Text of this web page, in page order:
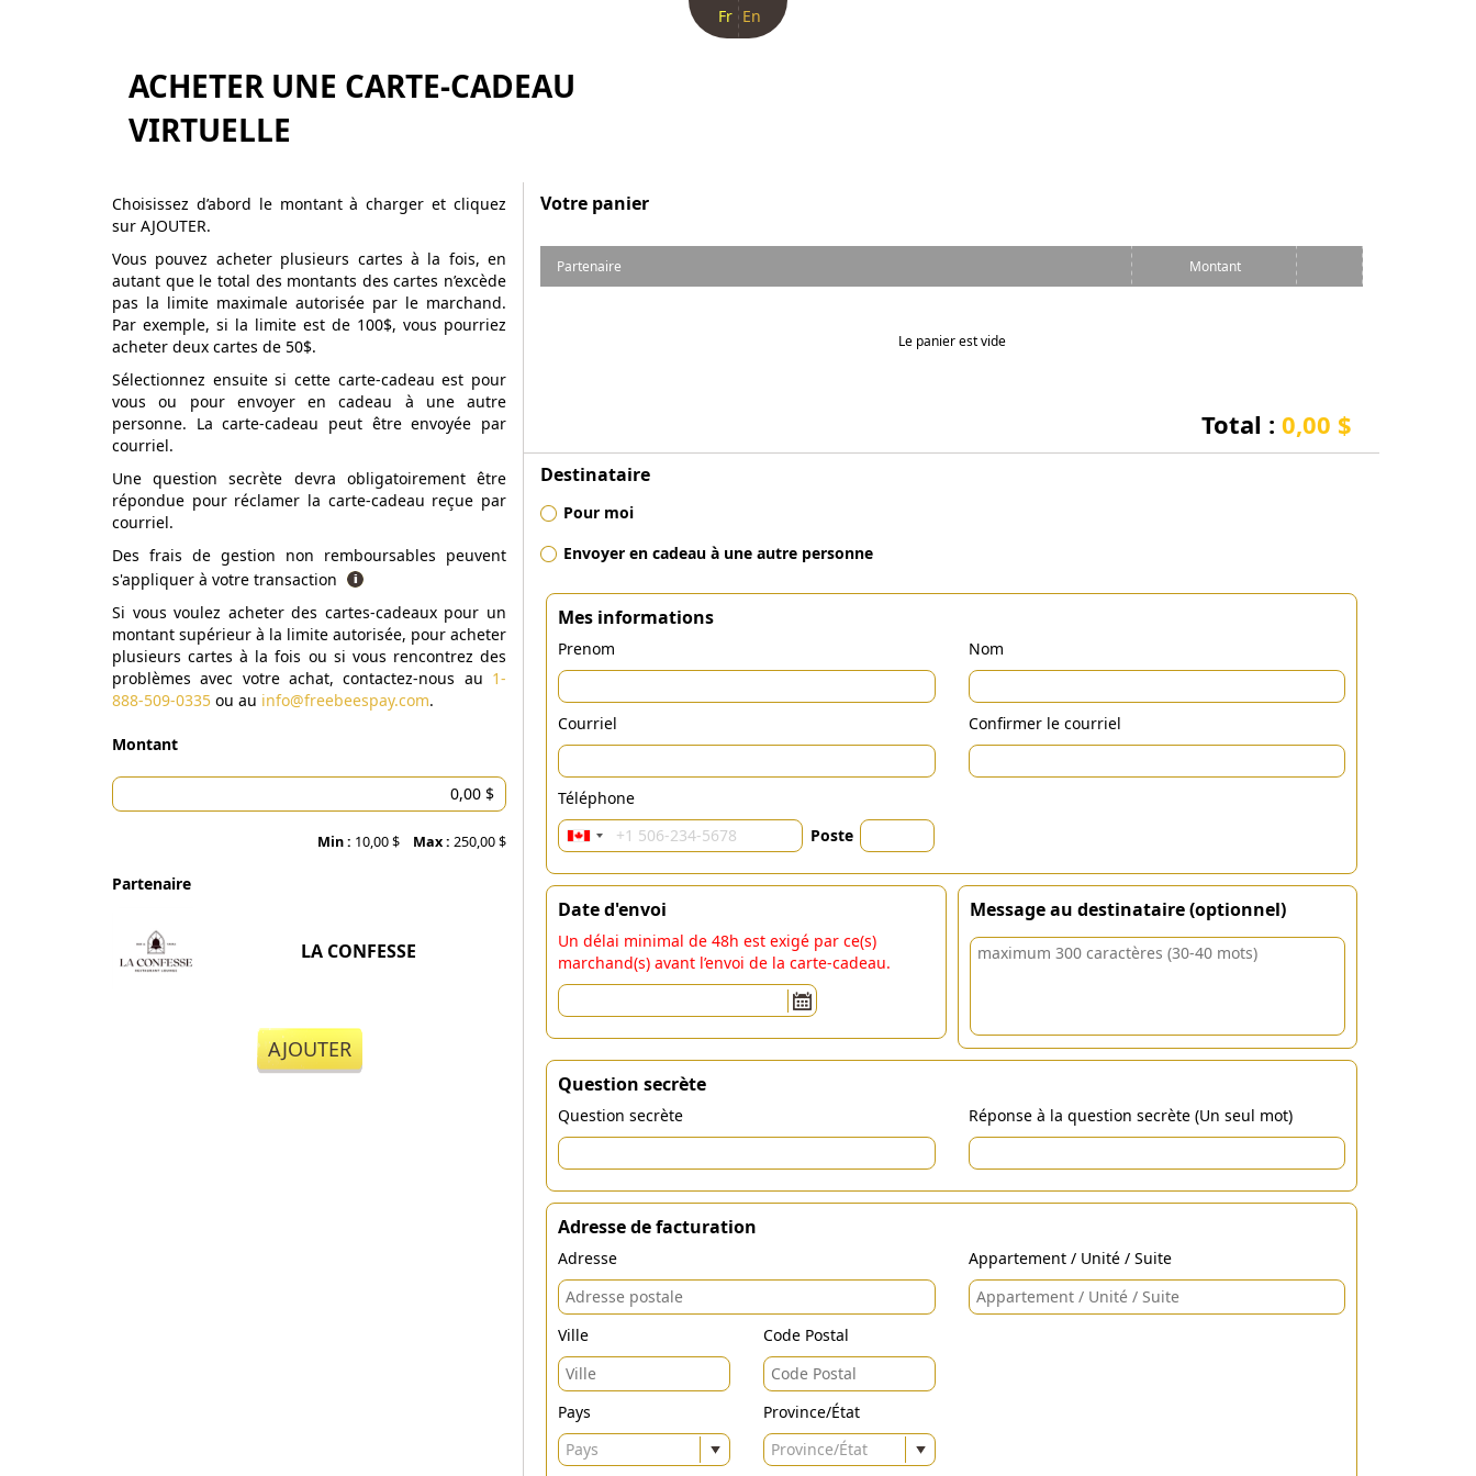
Fr En
ACHETER UNE CARTE-CADEAU
VIRTUELLE
Choisissez d’abord le montant à charger et cliquez
sur AJOUTER.
Vous pouvez acheter plusieurs cartes à la fois, en
autant que le total des montants des cartes n’excède
pas la limite maximale autorisée par le marchand.
Par exemple, si la limite est de 100$, vous pourriez
acheter deux cartes de 50$.
Sélectionnez ensuite si cette carte-cadeau est pour
vous ou pour envoyer en cadeau à une autre
personne. La carte-cadeau peut être envoyée par
courriel.
Une question secrète devra obligatoirement être
répondue pour réclamer la carte-cadeau reçue par
courriel.
Des frais de gestion non remboursables peuvent
s'appliquer à votre transaction
Si vous voulez acheter des cartes-cadeaux pour un
montant supérieur à la limite autorisée, pour acheter
plusieurs cartes à la fois ou si vous rencontrez des
problèmes avec votre achat, contactez-nous au 1-
888-509-0335 ou au info@freebeespay.com.
Montant
Min : 10,00 $ Max : 250,00 $
Partenaire
LA CONFESSE
AJOUTER
Votre panier
Partenaire Montant
Le panier est vide
Total : 0,00 $
Destinataire
Pour moi
Envoyer en cadeau à une autre personne
Mes informations
Prenom Nom
Courriel Confirmer le courriel
Téléphone
Poste
Date d'envoi
Un délai minimal de 48h est exigé par ce(s)
marchand(s) avant l’envoi de la carte-cadeau.
Message au destinataire (optionnel)
Question secrète
Question secrète Réponse à la question secrète (Un seul mot)
Adresse de facturation
Adresse Appartement / Unité / Suite
Ville Code Postal
Pays
Pays
Province/État
Province/État